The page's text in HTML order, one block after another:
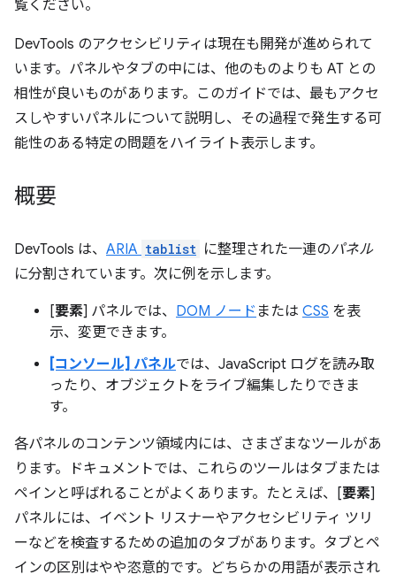
覧ください。
DevTools のアクセシビリティは現在も開発が進められて
います。パネルやタブの中には、他のものよりも AT との
相性が良いものがあります。このガイドでは、最もアクセ
スしやすいパネルについて説明し、その過程で発生する可
能性のある特定の問題をハイライト表示します。
概要
DevTools は、 ARIA tablist に整理された一連のパネル
に分割されています。次に例を示します。
[要素] パネルでは、 DOM ノード または CSS を表
示、変更できます。
[コンソール] パネルでは、JavaScript ログを読み取
ったり、オブジェクトをライブ編集したりできま
す。
各パネルのコンテンツ領域内には、さまざまなツールがあ
ります。ドキュメントでは、これらのツールはタブまたは
ペインと呼ばれることがよくあります。 たとえば、[要素]
パネルには、イベント リスナーやアクセシビリティ ツリ
ーなどを検査するための追加のタブがあります。タブとペ
インの区別はやや恣意的です。どちらかの用語が表示され